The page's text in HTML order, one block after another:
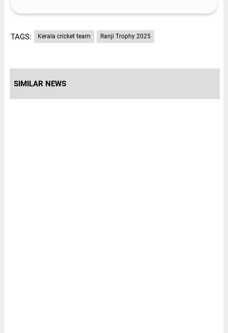
TAGS: Kerala cricket team Ranji Trophy 2025
SIMILAR NEWS